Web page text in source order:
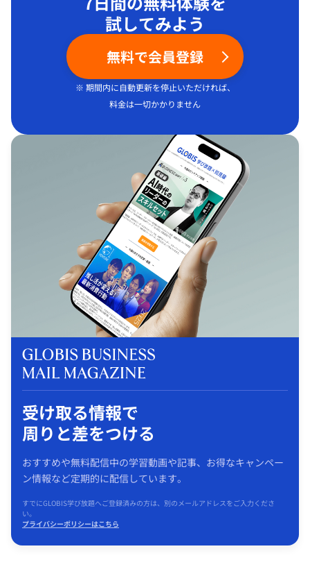
試してみよう
無料で会員登録
※ 期間内に自動更新を停止いただければ、
料金は一切かかりません
受け取る情報で
周りと差をつける
おすすめや無料配信中の学習動画や記事、お得なキャンペー
ン情報など定期的に配信しています。
すでにGLOBIS学び放題へご登録済みの方は、別のメールアドレスをご入力くださ
い。
プライバシーポリシーはこちら